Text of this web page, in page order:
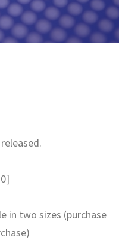
in two sizes (purchase